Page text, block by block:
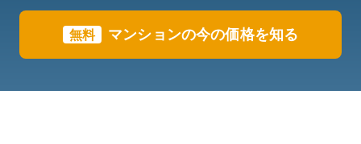
無料 マンションの今の価格を知る